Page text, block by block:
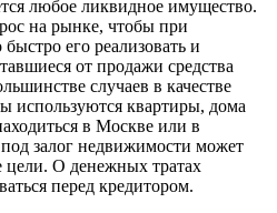
любое ликвидное имущество.
на рынке, чтобы при
его реализовать и
от продажи средства
случаев в качестве
используются квартиры, дома
в Москве или в
залог недвижимости может
цели. О денежных тратах
перед кредитором.